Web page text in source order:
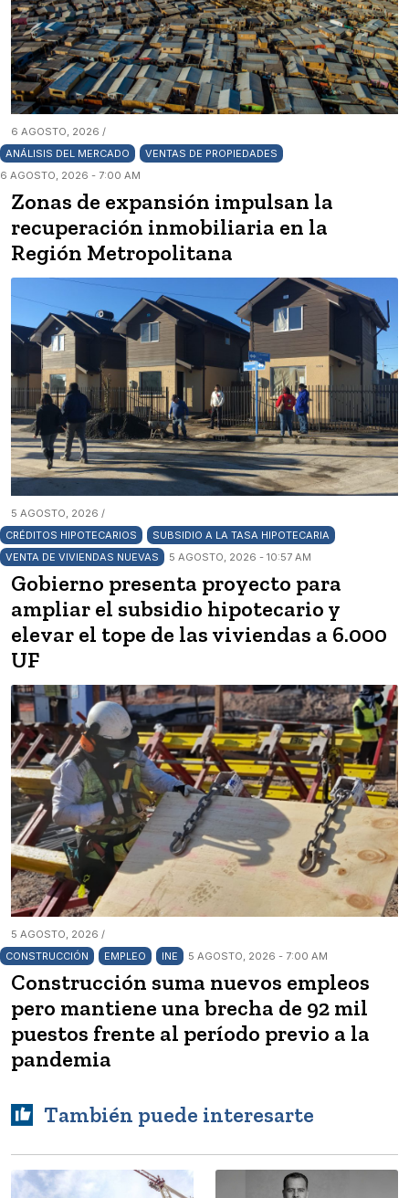
6 AGOSTO, 2026 /
ANÁLISIS DEL MERCADO
VENTAS DE PROPIEDADES
6 AGOSTO, 2026 - 7:00 AM
Zonas de expansión impulsan la
recuperación inmobiliaria en la
Región Metropolitana
5 AGOSTO, 2026 /
CRÉDITOS HIPOTECARIOS
SUBSIDIO A LA TASA HIPOTECARIA
VENTA DE VIVIENDAS NUEVAS
5 AGOSTO, 2026 - 10:57 AM
Gobierno presenta proyecto para
ampliar el subsidio hipotecario y
elevar el tope de las viviendas a 6.000
UF
5 AGOSTO, 2026 /
CONSTRUCCIÓN
EMPLEO INE 5 AGOSTO, 2026 - 7:00 AM
Construcción suma nuevos empleos
pero mantiene una brecha de 92 mil
puestos frente al período previo a la
pandemia
También puede interesarte